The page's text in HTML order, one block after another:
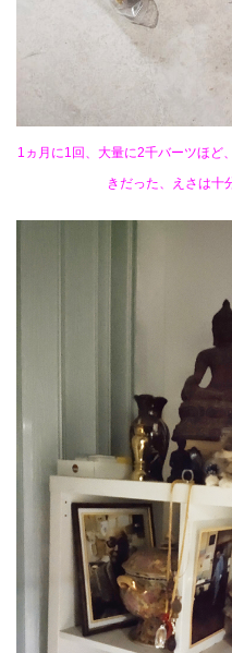
1ヵ月に1回、大量に2千バーツほど
きだった、えさは十